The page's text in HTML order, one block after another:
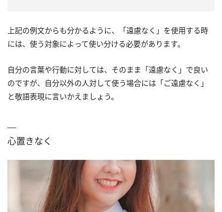
上記の例文からも分かるように、「遠慮なく」を使用する時
には、使う対象によって使い分ける必要があります。
自分の言葉や行動に対しては、そのまま「遠慮なく」で良い
のですが、自分以外の人対して使う場合には「ご遠慮なく」
と敬語表現に言いかえましょう。
心置きなく